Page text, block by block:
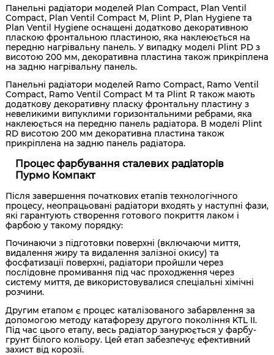
Панельні радіатори моделей Plan Compact, Plan Ventil
Compact, Plan Ventil Compact M, Plint P, Plan Hygiene та
Plan Ventil Hygiene оснащені додатково декоративною
пласкою фронтальною пластиною, яка наклеюється на
передню нагрівальну панель. У випадку моделі Plint PD з
висотою 200 мм, декоративна пластина також прикріплена
на задню нагрівальну панель.
Панельні радіатори моделей Ramo Compact, Ramo Ventil
Compact, Ramo Ventil Compact M та Plint R також мають
додаткову декоративну пласку фронтальну пластину з
невеликими випуклими горизонтальними ребрами, яка
наклеюється на передню панель радіатора. В моделі Plint
RD висотою 200 мм декоративна пластина також
прикріплена на задню панель радіатора.
Процес фарбування сталевих радіаторів
Пурмо Компакт
Після завершення початкових етапів технологічного
процесу, неопрацьовані радіатори входять у наступні фази,
які гарантують створення готового покриття лаком і
фарбою у такому порядку:
Починаючи з підготовки поверхні (включаючи миття,
видалення жиру та видалення залізної окису) та
фосфатизації поверхні, радіатори пройшли через
послідовне промивання під час проходження через
систему миття, де використовувалися спеціальні хімічні
розчини.
Другим етапом є процес каталізованого забарвлення за
допомогою методу катафорезу другого покоління KTL II.
Під час цього етапу, весь радіатор занурюється у фарбу-
грунт білого кольору. Цей етап забезпечує ефективний
захист від корозії.